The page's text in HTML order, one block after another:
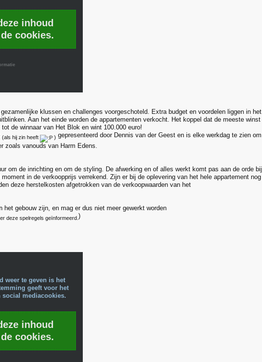
inhoud
cookies.
klussen en challenges voorgeschoteld. Extra budget en voordelen liggen in het
Aan het einde worden de appartementen verkocht. Het koppel dat de meeste winst
de winnaar van Het Blok en wint 100.000 euro!
(als hij zin heeft ) gepresenteerd door Dennis van der Geest en is elke werkdag te zien om
zoals vanouds van Harm Edens.
om de inrichting en om de styling. De afwerking en of alles werkt komt pas aan de orde bij
in de verkoopprijs verrekend. Zijn er bij de oplevering van het hele appartement nog
deze herstelkosten afgetrokken van de verkoopwaarden van het
het gebouw zijn, en mag er dus niet meer gewerkt worden
deze spelregels geïnformeerd. )
weer te geven is het
geeft voor het
mediacookies.
inhoud
cookies.